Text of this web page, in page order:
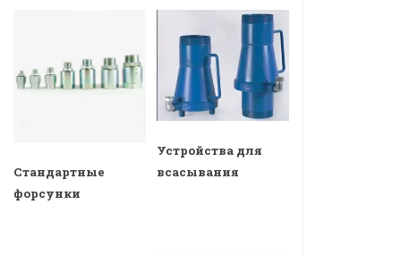
Стандартные
форсунки
Устройства для
всасывания